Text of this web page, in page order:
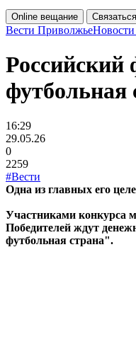
Online вещание
Вести Приволжье
Российский
футбольная
16:29
29.05.26
0
2259
#Вести
Одна из главных его
Участниками конкурса
Победителей ждут
футбольная страна".